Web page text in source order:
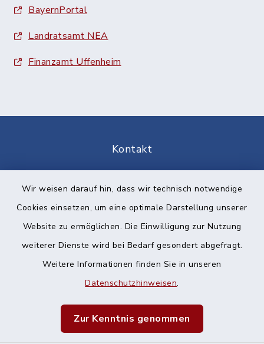
Wir weisen darauf hin, dass wir technisch notwendige
Cookies einsetzen, um eine optimale Darstellung unserer
Website zu ermöglichen. Die Einwilligung zur Nutzung
weiterer Dienste wird bei Bedarf gesondert abgefragt.
Weitere Informationen finden Sie in unseren
Datenschutzhinweisen.
Zur Kenntnis genommen
BayernPortal
Landratsamt NEA
Finanzamt Uffenheim
Kontakt
Datenschutz
Impressum
Sitemap
Cookie-Einstellungen